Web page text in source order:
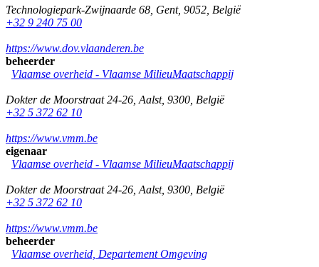
Technologiepark-Zwijnaarde 68 Gent, 9052 België
+32 9 240 75 00
https://www.dov.vlaanderen.be
beheerder
Vlaamse overheid - Vlaamse MilieuMaatschappij
Dokter de Moorstraat 24-26 Aalst, 9300 België
+32 5 372 62 10
https://www.vmm.be
eigenaar
Vlaamse overheid - Vlaamse MilieuMaatschappij
Dokter de Moorstraat 24-26 Aalst, 9300 België
+32 5 372 62 10
https://www.vmm.be
beheerder
Vlaamse overheid, Departement Omgeving